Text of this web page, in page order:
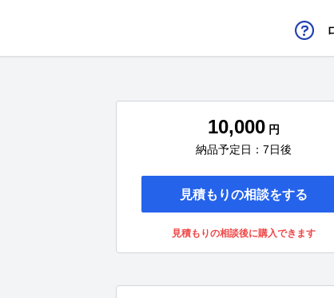
10,000 円
納品予定日：7日後
見積もりの相談をする
見積もりの相談後に購入できます